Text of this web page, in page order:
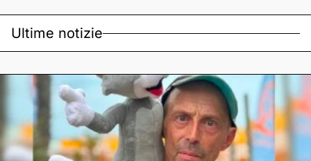
Ultime notizie